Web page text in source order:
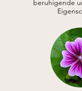
beruhigende